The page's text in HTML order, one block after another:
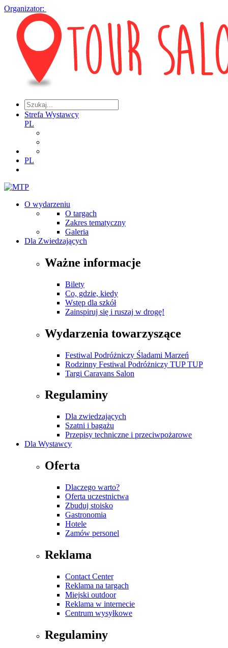
Organizator:
Strefa Wystawcy
PL
PL
O wydarzeniu
O targach
Zakres tematyczny
Galeria
Dla Zwiedzających
Ważne informacje
Bilety
Co, gdzie, kiedy
Wstęp dla szkół
Zainspiruj się i ruszaj w drogę!
Wydarzenia towarzyszące
Festiwal Podróżniczy Śladami Marzeń
Rodzinny Festiwal Podróżniczy TUP TUP
Targi Caravans Salon
Regulaminy
Dla zwiedzających
Szatni i bagażu
Przepisy techniczne i przeciwpożarowe
Dla Wystawcy
Oferta
Dlaczego warto?
Oferta uczestnictwa
Zbuduj stoisko
Gastronomia
Hotele
Zamów personel
Reklama
Contact Center
Reklama na targach
Miejski outdoor
Reklama w internecie
Centrum wysyłkowe
Regulaminy